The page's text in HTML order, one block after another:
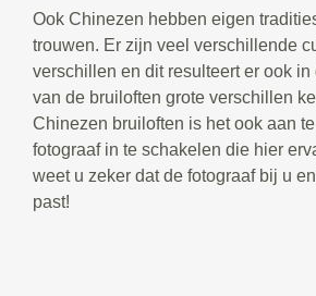
Ook Chinezen hebben eigen
trouwen. Er zijn veel verschillende
verschillen en dit resulteert er ook in
van de bruiloften grote verschillen
Chinezen bruiloften is het ook aan
fotograaf in te schakelen die hier
weet u zeker dat de fotograaf bij u
past!